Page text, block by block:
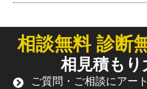
相談無料 診断
相見積もり
ご質問・ご相談にアー